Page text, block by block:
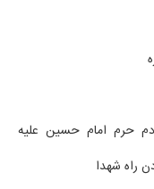
حرم امام حسین علیه
راه شهدا